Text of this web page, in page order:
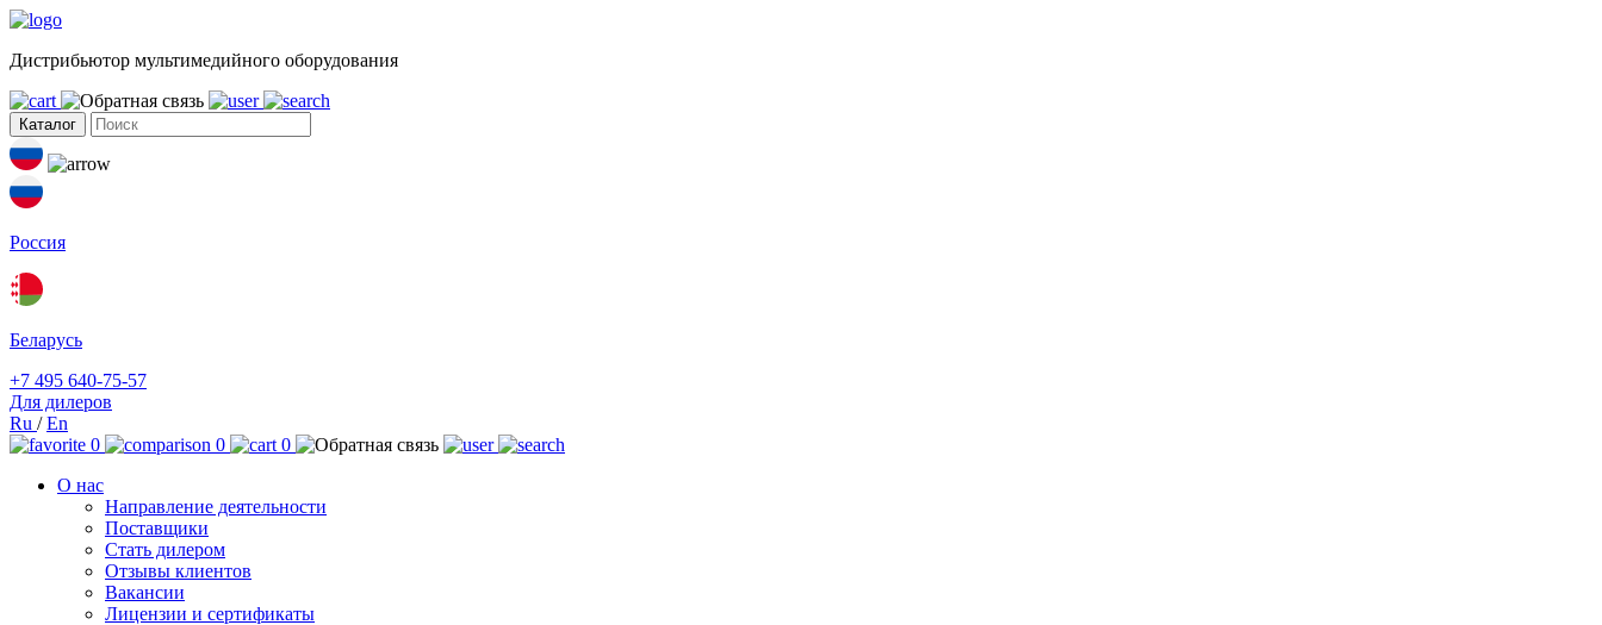
Дистрибьютор мультимедийного оборудования
Каталог
Россия
Беларусь
+7 495 640-75-57
Для дилеров
Ru /En
0
0
0
О нас
Направление деятельности
Поставщики
Стать дилером
Отзывы клиентов
Вакансии
Лицензии и сертификаты